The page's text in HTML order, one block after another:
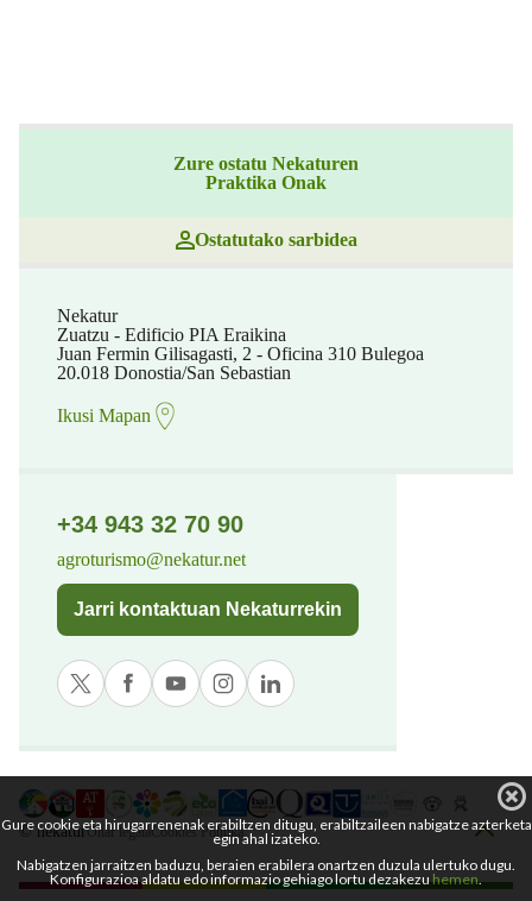
Zure ostatu Nekaturen
Praktika Onak
Ostatutako sarbidea
Nekatur
Zuatzu - Edificio PIA Eraikina
Juan Fermin Gilisagasti, 2 - Oficina 310 Bulegoa
20.018 Donostia/San Sebastian
Ikusi Mapan
+34 943 32 70 90
agroturismo@nekatur.net
Jarri kontaktuan Nekaturrekin
© nekaturOhar legala Cookies Politika
Gure cookie eta hirugarrenenak erabiltzen ditugu, erabiltzaileen nabigatze azterketa
egin ahal izateko.
Nabigatzen jarraitzen baduzu, beraien erabilera onartzen duzula ulertuko dugu.
Konfigurazioa aldatu edo informazio gehiago lortu dezakezuhemen.